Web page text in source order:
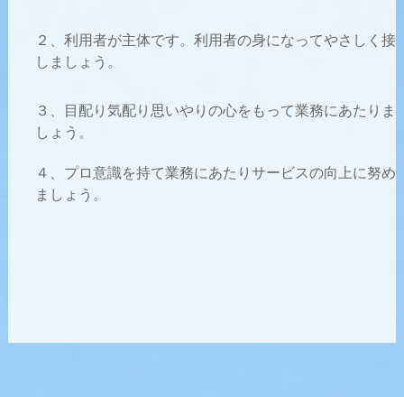
２、利用者が主体です。利用者の身になってやさしく接
しましょう。
３、目配り気配り思いやりの心をもって業務にあたりま
しょう。
４、プロ意識を持て業務にあたりサービスの向上に努め
ましょう。